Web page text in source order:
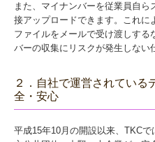
また、マイナンバーを従業員自
接アップロードできます。これに
ファイルをメールで受け渡しする
バーの収集にリスクが発生しない
２．自社で運営されている
全・安心
平成15年10月の開設以来、TKC